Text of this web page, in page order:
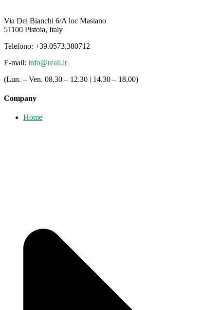
Via Dei Bianchi 6/A loc Masiano
51100 Pistoia, Italy
Telefono: +39.0573.380712
E-mail: info@reali.it
(Lun. – Ven. 08.30 – 12.30 | 14.30 – 18.00)
Company
Home